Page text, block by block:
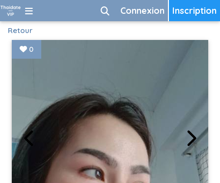
Inscription
Connexion
Retour
0